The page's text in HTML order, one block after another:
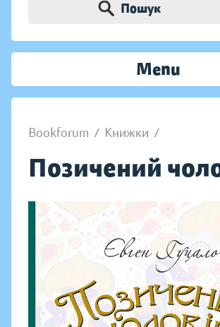
Пошук
Menu
Bookforum / Книжки /
Позичений